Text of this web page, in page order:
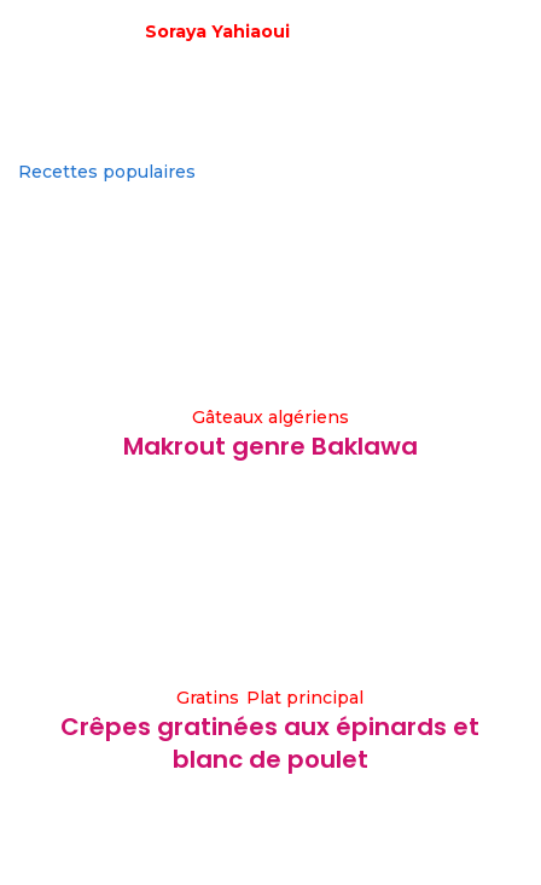
Soraya Yahiaoui
Recettes populaires
Gâteaux algériens
Makrout genre Baklawa
Gratins Plat principal
Crêpes gratinées aux épinards et
blanc de poulet